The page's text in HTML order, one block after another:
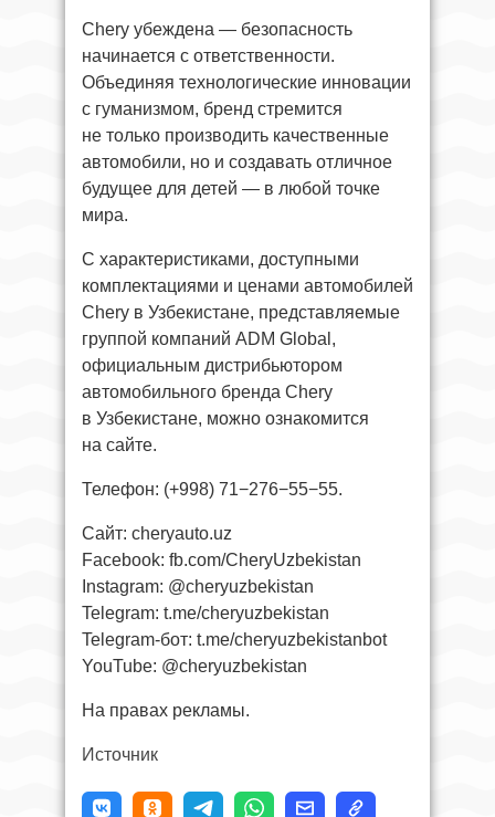
Chery убеждена — безопасность
начинается с ответственности.
Объединяя технологические инновации
с гуманизмом, бренд стремится
не только производить качественные
автомобили, но и создавать отличное
будущее для детей — в любой точке
мира.
C характеристиками, доступными
комплектациями и ценами автомобилей
Chery в Узбекистане, представляемые
группой компаний ADM Global,
официальным дистрибьютором
автомобильного бренда Chery
в Узбекистане, можно ознакомится
на сайте.
Телефон: (+998) 71−276−55−55.
Сайт: cheryauto.uz
Facebook: fb.com/CheryUzbekistan
Instagram: @cheryuzbekistan
Telegram: t.me/cheryuzbekistan
Telegram-бот: t.me/cheryuzbekistanbot
YouTube: @cheryuzbekistan
На правах рекламы.
Источник